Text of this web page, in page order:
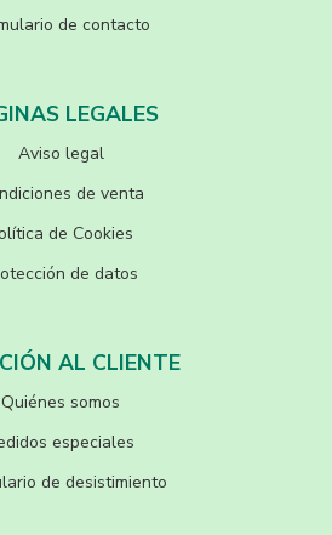
de contacto
LEGALES
Aviso legal
de venta
de Cookies
de datos
AL CLIENTE
Quiénes somos
especiales
de desistimiento